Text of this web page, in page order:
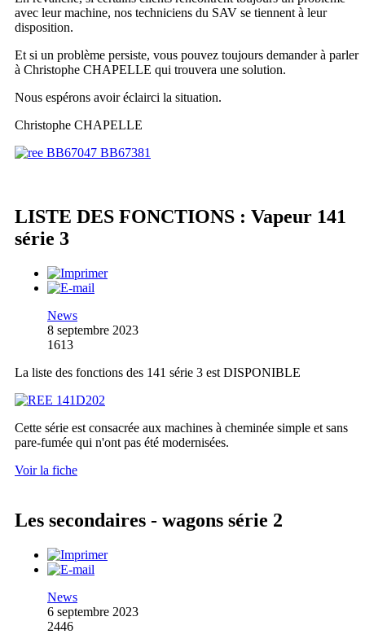
avec leur machine, nos techniciens du SAV se tiennent à leur
disposition.
Et si un problème persiste, vous pouvez toujours demander à parler
à Christophe CHAPELLE qui trouvera une solution.
Nous espérons avoir éclairci la situation.
Christophe CHAPELLE
LISTE DES FONCTIONS : Vapeur 141
série 3
News
8 septembre 2023
1613
La liste des fonctions des 141 série 3 est DISPONIBLE
Cette série est consacrée aux machines à cheminée simple et sans
pare-fumée qui n'ont pas été modernisées.
Voir la fiche
Les secondaires - wagons série 2
News
6 septembre 2023
2446